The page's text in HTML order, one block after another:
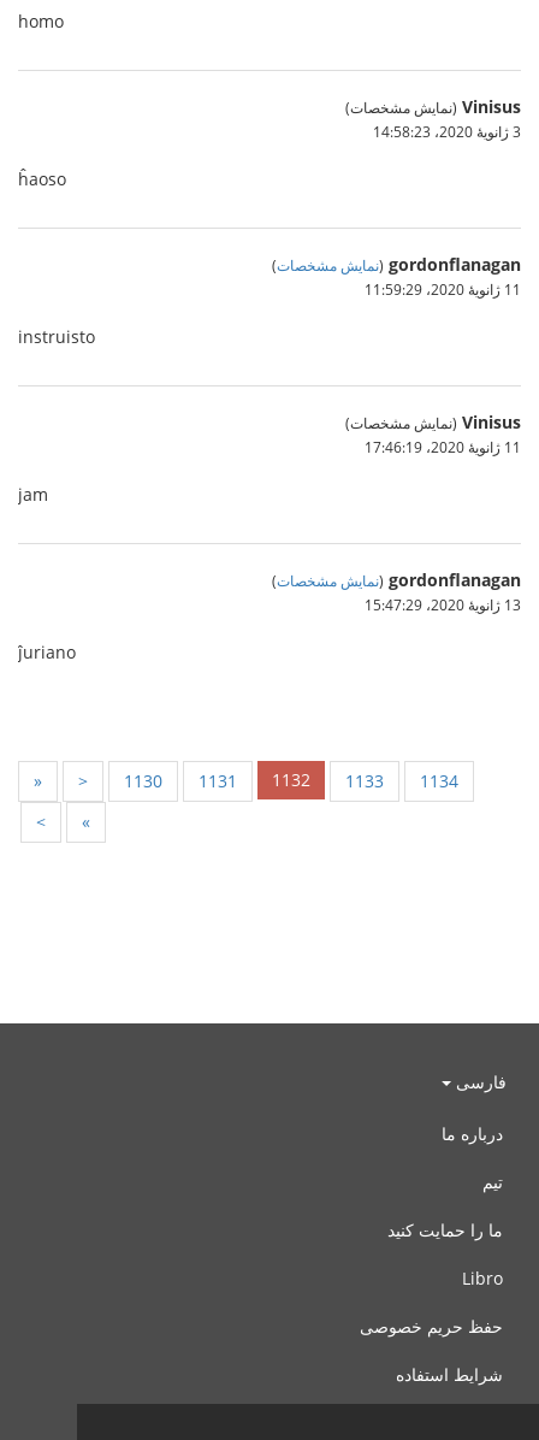
homo
Vinisus (نمایش مشخصات)
3 ژانویهٔ 2020،‏ 14:58:23
ĥaoso
gordonflanagan
(نمایش مشخصات)
11 ژانویهٔ 2020،‏ 11:59:29
instruisto
Vinisus (نمایش مشخصات)
11 ژانویهٔ 2020،‏ 17:46:19
jam
gordonflanagan
(نمایش مشخصات)
13 ژانویهٔ 2020،‏ 15:47:29
ĵuriano
« < 1130 1131 1132 1133
1134
>
»
فارسی
درباره ما
تیم
ما را حمایت کنید
Libro
حفظ حریم خصوصی
شرایط استفاده